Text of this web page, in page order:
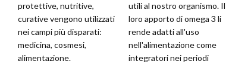
protettive, nutritive,
curative vengono utilizzati
nei campi più disparati:
medicina, cosmesi,
alimentazione.
utili al nostro organismo. Il
loro apporto di omega 3 li
rende adatti all'uso
nell'alimentazione come
integratori nei periodi